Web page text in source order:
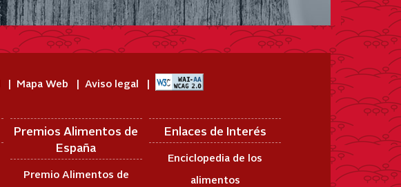
Mapa Web Aviso legal
Premios Alimentos de
España
Premio Alimentos de
Enlaces de Interés
Enciclopedia de los
alimentos